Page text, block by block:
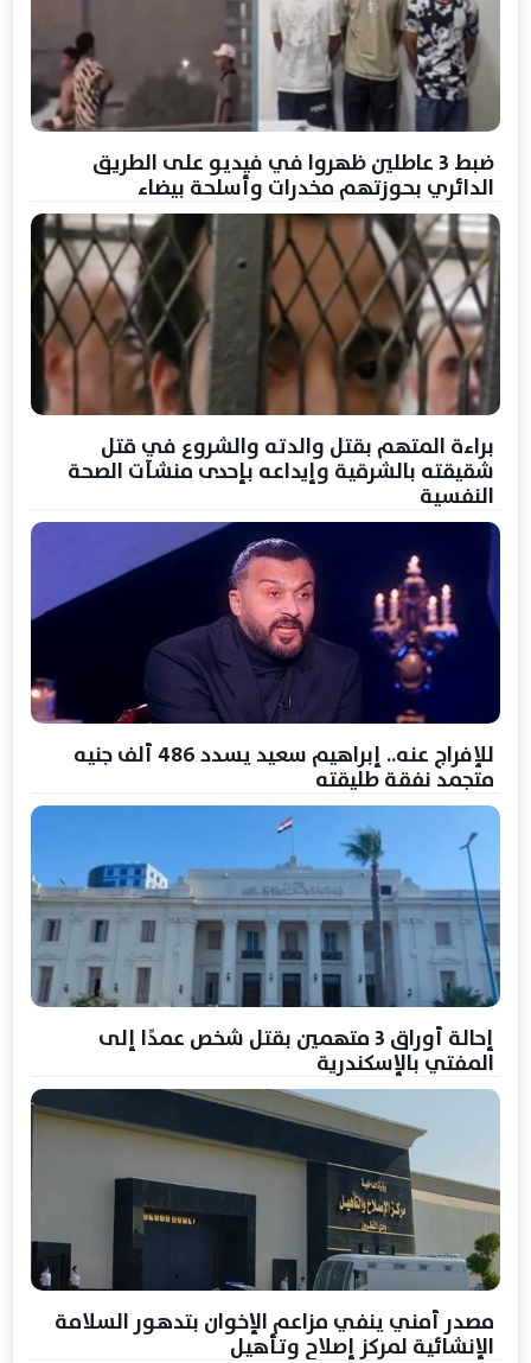
ضبط 3 عاطلين ظهروا في فيديو على الطريق
الدائري بحوزتهم مخدرات وأسلحة بيضاء
براءة المتهم بقتل والدته والشروع في قتل
شقيقته بالشرقية وإيداعه بإحدى منشآت الصحة
النفسية
للإفراج عنه.. إبراهيم سعيد يسدد 486 ألف جنيه
متجمد نفقة طليقته
إحالة أوراق 3 متهمين بقتل شخص عمدًا إلى
المفتي بالإسكندرية
مصدر أمني ينفي مزاعم الإخوان بتدهور السلامة
الإنشائية لمركز إصلاح وتأهيل